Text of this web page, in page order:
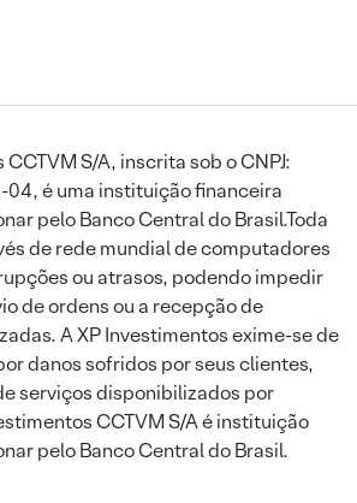
S/A, inscrita sob o CNPJ:
é uma instituição financeira
pelo Banco Central do Brasil.Toda
de rede mundial de computadores
ou atrasos, podendo impedir
de ordens ou a recepção de
A XP Investimentos exime-se de
danos sofridos por seus clientes,
serviços disponibilizados por
CCTVM S/A é instituição
pelo Banco Central do Brasil.